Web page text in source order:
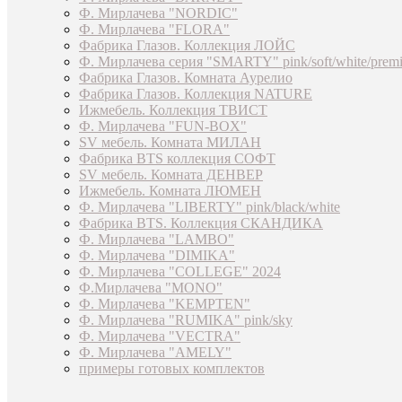
Ф. Мирлачева "NORDIC"
Ф. Мирлачева "FLORA"
Фабрика Глазов. Коллекция ЛОЙС
Ф. Мирлачева серия "SMARTY" pink/soft/white/
Фабрика Глазов. Комната Аурелио
Фабрика Глазов. Коллекция NATURE
Ижмебель. Коллекция ТВИСТ
Ф. Мирлачева "FUN-BOX"
SV мебель. Комната МИЛАН
Фабрика BTS коллекция СОФТ
SV мебель. Комната ДЕНВЕР
Ижмебель. Комната ЛЮМЕН
Ф. Мирлачева "LIBERTY" pink/black/white
Фабрика BTS. Коллекция СКАНДИКА
Ф. Мирлачева "LAMBO"
Ф. Мирлачева "DIMIKA"
Ф. Мирлачева "COLLEGE" 2024
Ф.Мирлачева "MONO"
Ф. Мирлачева "KEMPTEN"
Ф. Мирлачева "RUMIKA" pink/sky
Ф. Мирлачева "VECTRA"
Ф. Мирлачева "AMELY"
примеры готовых комплектов